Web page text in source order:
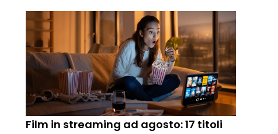
Film in streaming ad agosto: 17 titoli